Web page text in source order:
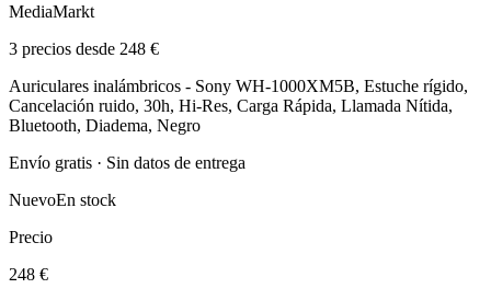
MediaMarkt
3 precios desde 248 €
Auriculares inalámbricos - Sony WH-1000XM5B, Estuche rígido,
Cancelación ruido, 30h, Hi-Res, Carga Rápida, Llamada Nítida,
Bluetooth, Diadema, Negro
Envío gratis · Sin datos de entrega
NuevoEn stock
Precio
248 €